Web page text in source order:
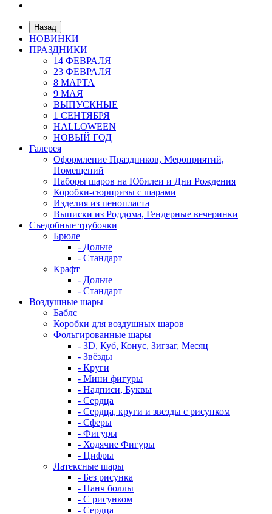
Назад
НОВИНКИ
ПРАЗДНИКИ
14 ФЕВРАЛЯ
23 ФЕВРАЛЯ
8 МАРТА
9 МАЯ
ВЫПУСКНЫЕ
1 СЕНТЯБРЯ
HALLOWEEN
НОВЫЙ ГОД
Галерея
Оформление Праздников, Мероприятий,
Помещений
Наборы шаров на Юбилеи и Дни Рождения
Коробки-сюрпризы с шарами
Изделия из пенопласта
Выписки из Роддома, Гендерные вечеринки
Съедобные трубочки
Брюле
- Дольче
- Стандарт
Крафт
- Дольче
- Стандарт
Воздушные шары
Баблс
Коробки для воздушных шаров
Фольгированные шары
- 3D, Куб, Конус, Зигзаг, Месяц
- Звёзды
- Круги
- Мини фигуры
- Надписи, Буквы
- Сердца
- Сердца, круги и звезды с рисунком
- Сферы
- Фигуры
- Ходячие Фигуры
- Цифры
Латексные шары
- Без рисунка
- Панч боллы
- С рисунком
- Сердца